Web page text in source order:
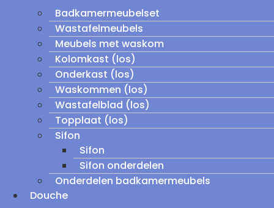
Badkamermeubelset
Wastafelmeubels
Meubels met waskom
Kolomkast (los)
Onderkast (los)
Waskommen (los)
Wastafelblad (los)
Topplaat (los)
Sifon
Sifon
Sifon onderdelen
Onderdelen badkamermeubels
Douche